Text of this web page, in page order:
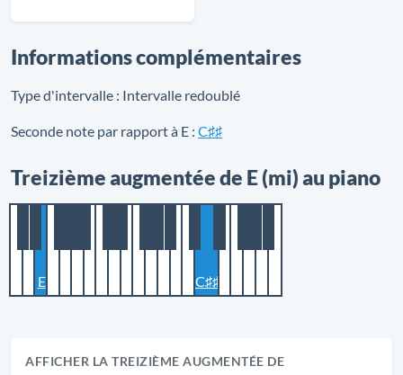
Informations complémentaires
Type d'intervalle : Intervalle redoublé
Seconde note par rapport à E : C♯♯
Treizième augmentée de E (mi) au piano
E C♯♯
AFFICHER LA TREIZIÈME AUGMENTÉE DE